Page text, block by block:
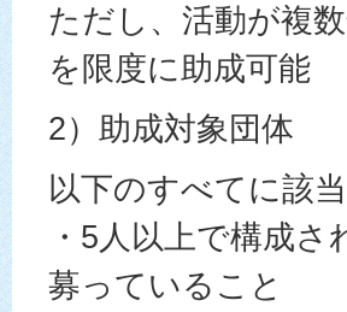
ただし、活動が複
を限度に助成可能
2）助成対象団体
以下のすべてに該
・5人以上で構成
募っていること